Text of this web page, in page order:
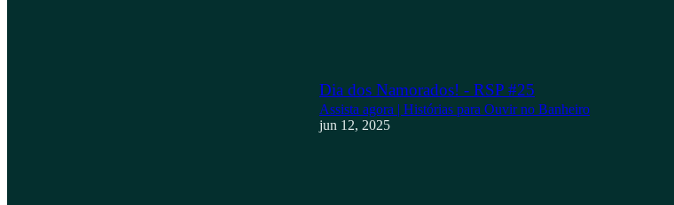
Dia dos Namorados! - RSP #25
Assista agora | Histórias para Ouvir no Banheiro
jun 12, 2025